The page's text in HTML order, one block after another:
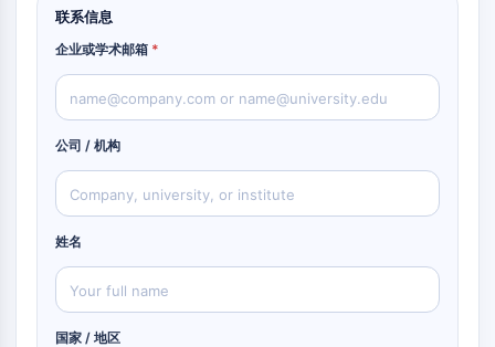
咪唑啉受体
COMT
降钙素基因相关肽受体
葡萄糖神经酰胺合成酶
神经降压素受体
甘氨酸转运蛋白
褪黑素受体
Notch
Tau蛋白
食欲素受体
多巴胺转运蛋白
联系信息
企业或学术邮箱 *
公司 / 机构
姓名
国家 / 地区